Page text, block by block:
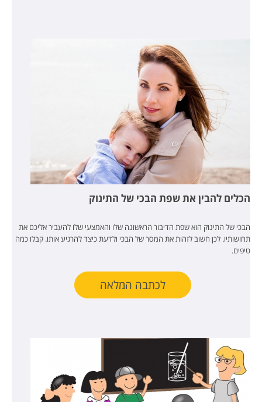
הכלים להבין את שפת הבכי של התינוק
הבכי של התינוק הוא שפת הדיבור הראשונה שלו והאמצעי שלו להעביר אליכם את
תחושותיו. לכן חשוב לזהות את המסר של הבכי ולדעת כיצד להרגיע אותו. קבלו כמה
טיפים.
לכתבה המלאה